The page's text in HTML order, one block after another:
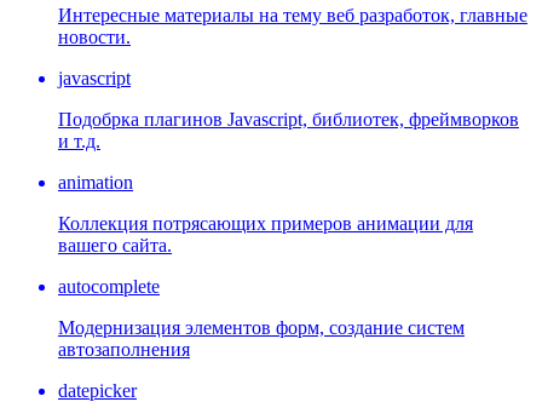
Интересные материалы на тему веб разработок, главные
новости.
javascript
Подобрка плагинов Javascript, библиотек, фреймворков
и т.д.
animation
Коллекция потрясающих примеров анимации для
вашего сайта.
autocomplete
Модернизация элементов форм, создание систем
автозаполнения
datepicker